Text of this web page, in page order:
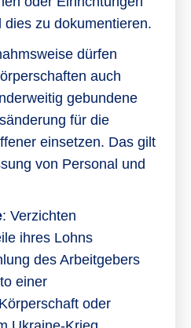
zu dokumentieren.
dürfen
auch
gebundene
für die
einsetzen. Das gilt
von Personal und
: Verzichten
ihres Lohns
des Arbeitgebers
einer
oder